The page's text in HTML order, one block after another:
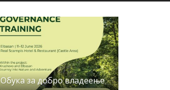
Обука за добро владеење